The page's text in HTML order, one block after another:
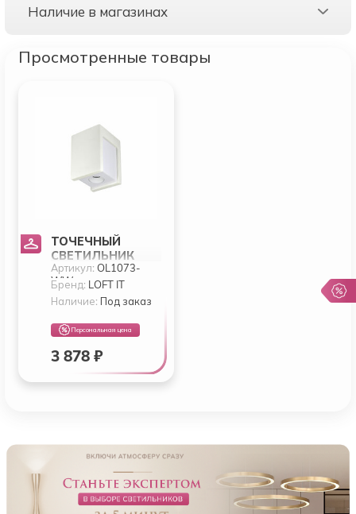
Наличие в магазинах
Просмотренные товары
ТОЧЕЧНЫЙ
СВЕТИЛЬНИК
LOFT IT ARCHITECT
OL1073-WW
Артикул:OL1073-
WW
Бренд: LOFT IT
Наличие: Под заказ
Персональная цена
3 878 ₽